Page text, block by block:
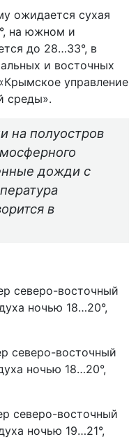
ожидается сухая
на южном и
до 28…33°, в
и восточных
управление
среды».
на полуостров
дожди с
в
северо-восточный
ночью 18…20°,
северо-восточный
ночью 18…20°,
северо-восточный
ночью 19…21°,